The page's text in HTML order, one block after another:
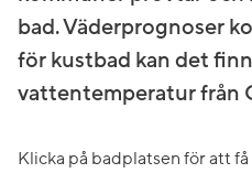
bad. Väderprognoser
för kustbad kan det
vattentemperatur från
Klicka på badplatsen för att